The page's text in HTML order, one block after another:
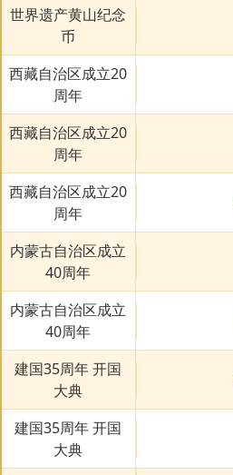
世界遗产黄山纪念
币
西藏自治区成立20
周年
西藏自治区成立20
周年
西藏自治区成立20
周年
内蒙古自治区成立
40周年
内蒙古自治区成立
40周年
建国35周年 开国
大典
建国35周年 开国
大典